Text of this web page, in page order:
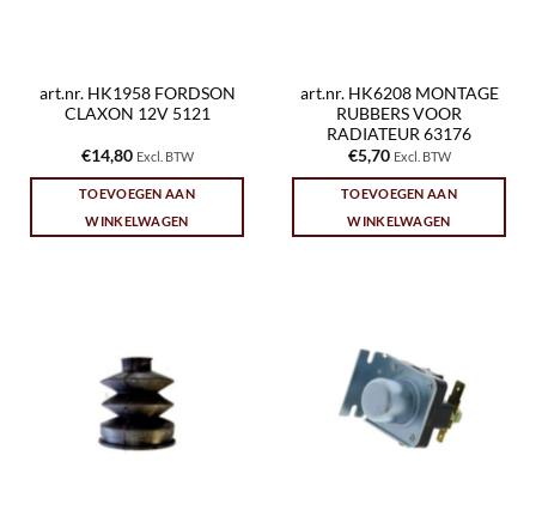
art.nr. HK1958 FORDSON
CLAXON 12V 5121
€14,80 Excl. BTW
TOEVOEGEN AAN
WINKELWAGEN
art.nr. HK6208 MONTAGE
RUBBERS VOOR
RADIATEUR 63176
€5,70 Excl. BTW
TOEVOEGEN AAN
WINKELWAGEN